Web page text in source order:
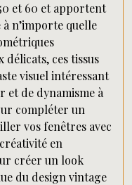
et 60 et apportent
n’importe quelle
délicats, ces tissus
visuel intéressant
et de dynamisme à
compléter un
vos fenêtres avec
en
créer un look
du design vintage